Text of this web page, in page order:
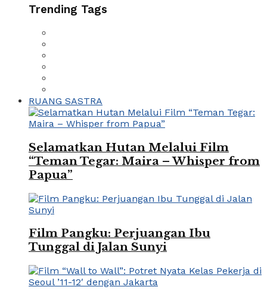
Trending Tags
RUANG SASTRA
Selamatkan Hutan Melalui Film
“Teman Tegar: Maira – Whisper from
Papua”
Film Pangku: Perjuangan Ibu
Tunggal di Jalan Sunyi